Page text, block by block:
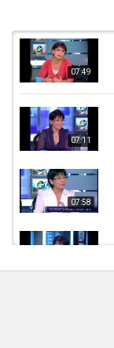
07:49
07:11
07:58